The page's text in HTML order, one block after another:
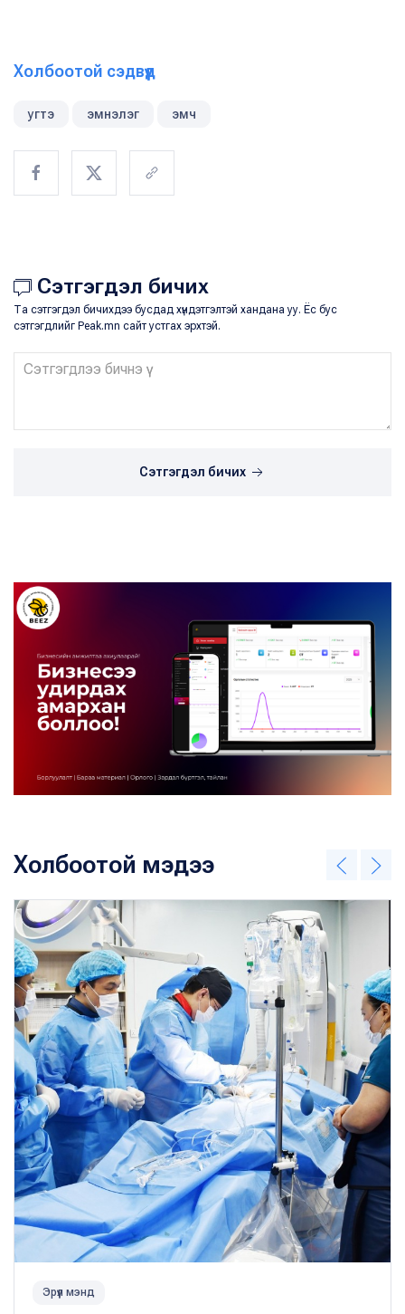
Холбоотой сэдвүүд
угтэ эмнэлэг эмч
Сэтгэгдэл бичих
Та сэтгэгдэл бичихдээ бусдад хүндэтгэлтэй хандана уу. Ёс бус
сэтгэгдлийг Peak.mn сайт устгах эрхтэй.
Сэтгэгдэл бичих
Холбоотой мэдээ
Эрүүл мэнд